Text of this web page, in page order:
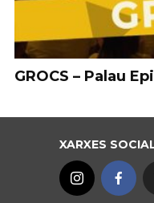
GROCS – Palau
XARXES